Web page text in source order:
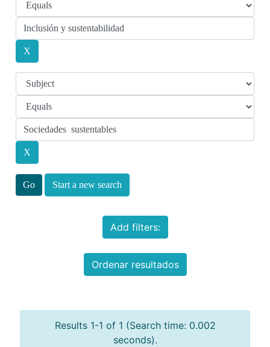
Start a new search
Add filters:
Ordenar resultados
Results 1-1 of 1 (Search time: 0.002
seconds).